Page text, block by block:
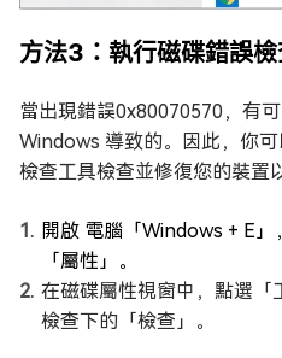
方法3：執行磁碟錯誤
當出現錯誤0x80070570，有
Windows 導致的。因此，你
檢查工具檢查並修復您的裝置
開啟 電腦「Windows + E
「屬性」。
在磁碟屬性視窗中，點選「
檢查下的「檢查」。